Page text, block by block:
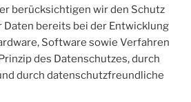
berücksichtigen wir den Schutz
Daten bereits bei der Entwicklung
Software sowie Verfahren
des Datenschutzes, durch
durch datenschutzfreundliche